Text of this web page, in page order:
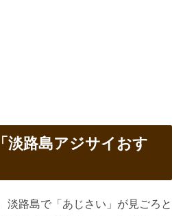
淡路島アジサイおす
淡路島で「あじさい」が見ごろと